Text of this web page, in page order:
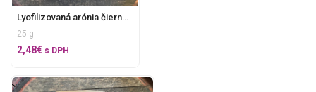
Lyofilizovaná arónia čiernoplodá Farmárkin sen
25 g
2,48€ s DPH